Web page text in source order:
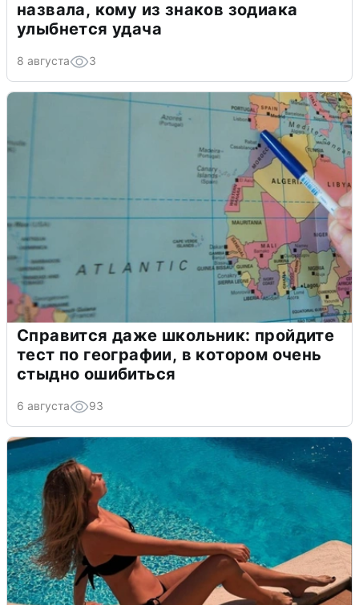
назвала, кому из знаков зодиака
улыбнется удача
8 августа 3
Справится даже школьник: пройдите
тест по географии, в котором очень
стыдно ошибиться
6 августа 93